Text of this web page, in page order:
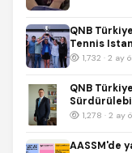
QNB
Tennis
Buluşturdu
1,732 · 2 ay
QNB
1,278 · 2 ay
AASSM'de